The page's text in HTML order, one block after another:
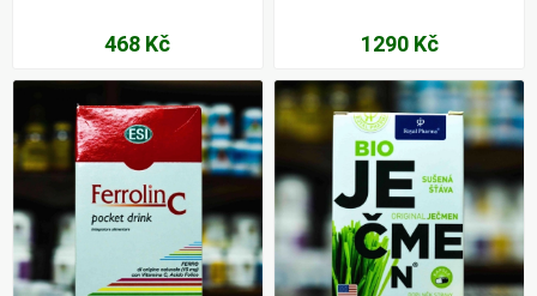
468 Kč 1290 Kč